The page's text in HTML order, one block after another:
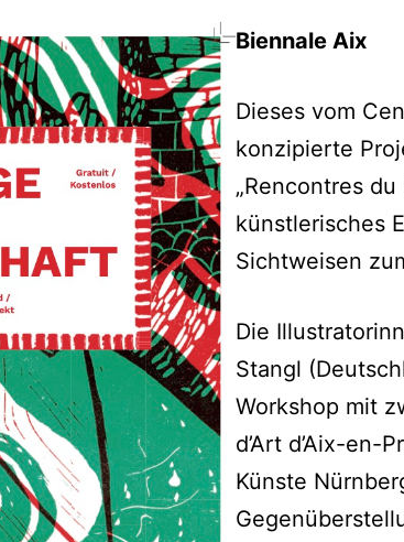
Biennale Aix
Dieses vom
konzipierte
„Rencontres
künstlerisches
Sichtweisen
Die
Stangl
Workshop mit
d’Art d’Aix-en-
Künste